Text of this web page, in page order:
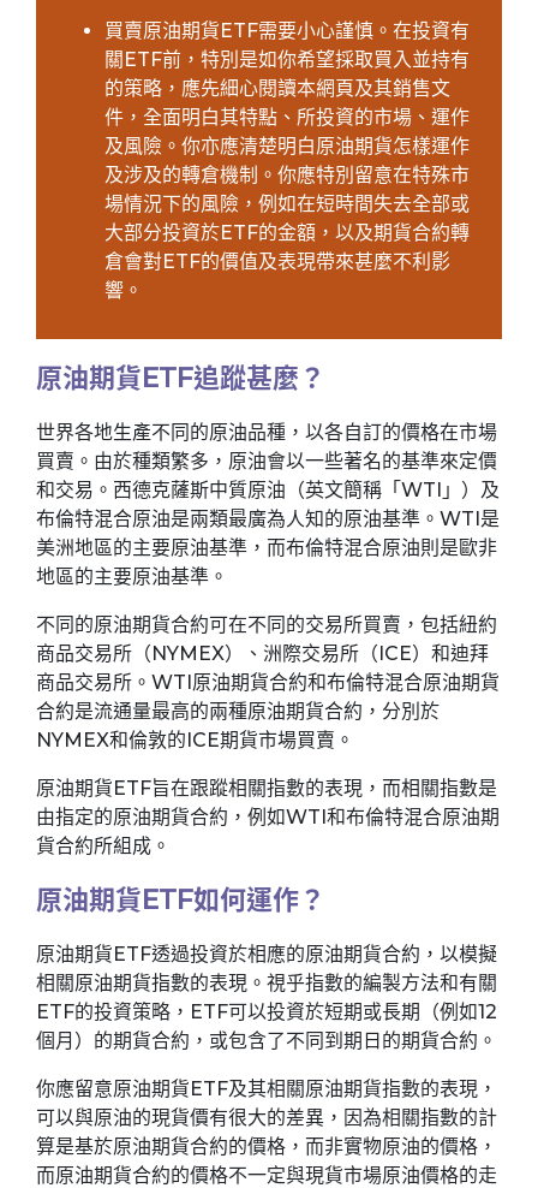
買賣原油期貨ETF需要小心謹慎。在投資有
關ETF前，特別是如你希望採取買入並持有
的策略，應先細心閱讀本網頁及其銷售文
件，全面明白其特點、所投資的市場、運作
及風險。你亦應清楚明白原油期貨怎樣運作
及涉及的轉倉機制。你應特別留意在特殊市
場情況下的風險，例如在短時間失去全部或
大部分投資於ETF的金額，以及期貨合約轉
倉會對ETF的價值及表現帶來甚麼不利影
響。
原油期貨ETF追蹤甚麼？
世界各地生產不同的原油品種，以各自訂的價格在市場
買賣。由於種類繁多，原油會以一些著名的基準來定價
和交易。西德克薩斯中質原油（英文簡稱「WTI」）及
布倫特混合原油是兩類最廣為人知的原油基準。WTI是
美洲地區的主要原油基準，而布倫特混合原油則是歐非
地區的主要原油基準。
不同的原油期貨合約可在不同的交易所買賣，包括紐約
商品交易所（NYMEX）、洲際交易所（ICE）和迪拜
商品交易所。WTI原油期貨合約和布倫特混合原油期貨
合約是流通量最高的兩種原油期貨合約，分別於
NYMEX和倫敦的ICE期貨市場買賣。
原油期貨ETF旨在跟蹤相關指數的表現，而相關指數是
由指定的原油期貨合約，例如WTI和布倫特混合原油期
貨合約所組成。
原油期貨ETF如何運作？
原油期貨ETF透過投資於相應的原油期貨合約，以模擬
相關原油期貨指數的表現。視乎指數的編製方法和有關
ETF的投資策略，ETF可以投資於短期或長期（例如12
個月）的期貨合約，或包含了不同到期日的期貨合約。
你應留意原油期貨ETF及其相關原油期貨指數的表現，
可以與原油的現貨價有很大的差異，因為相關指數的計
算是基於原油期貨合約的價格，而非實物原油的價格，
而原油期貨合約的價格不一定與現貨市場原油價格的走